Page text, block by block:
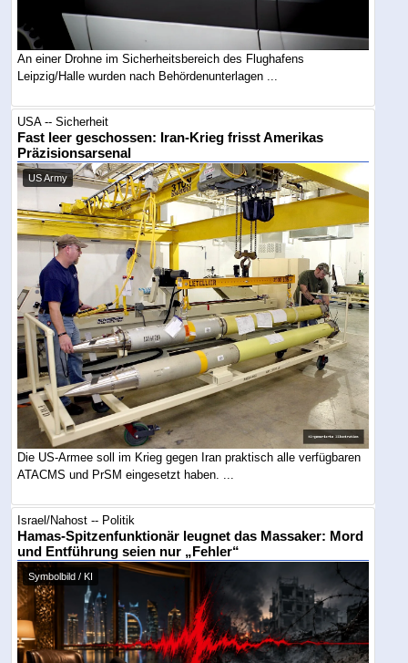
An einer Drohne im Sicherheitsbereich des Flughafens
Leipzig/Halle wurden nach Behördenunterlagen ...
USA -- Sicherheit
Fast leer geschossen: Iran-Krieg frisst Amerikas
Präzisionsarsenal
US Army
Die US-Armee soll im Krieg gegen Iran praktisch alle verfügbaren
ATACMS und PrSM eingesetzt haben. ...
Israel/Nahost -- Politik
Hamas-Spitzenfunktionär leugnet das Massaker: Mord
und Entführung seien nur „Fehler“
Symbolbild / KI